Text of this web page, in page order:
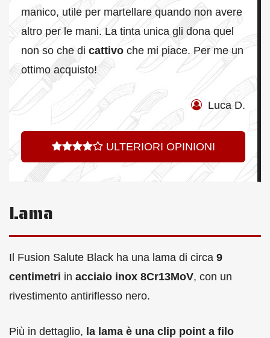
manico, utile per martellare quando non avere
altro per le mani. La tinta unica gli dona quel
non so che di cattivo che mi piace. Per me un
ottimo acquisto!
Luca D.
ULTERIORI OPINIONI
Lama
Il Fusion Salute Black ha una lama di circa 9
centimetri in acciaio inox 8Cr13MoV, con un
rivestimento antiriflesso nero.
Più in dettaglio, la lama è una clip point a filo